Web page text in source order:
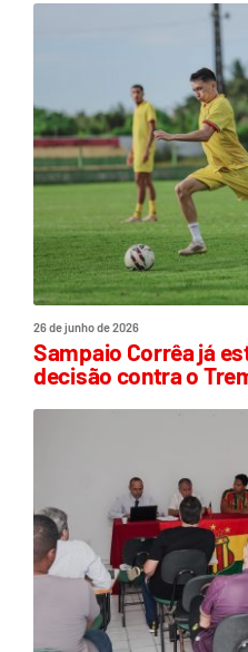
26 de junho de 2026
Sampaio Corrêa já
decisão contra o